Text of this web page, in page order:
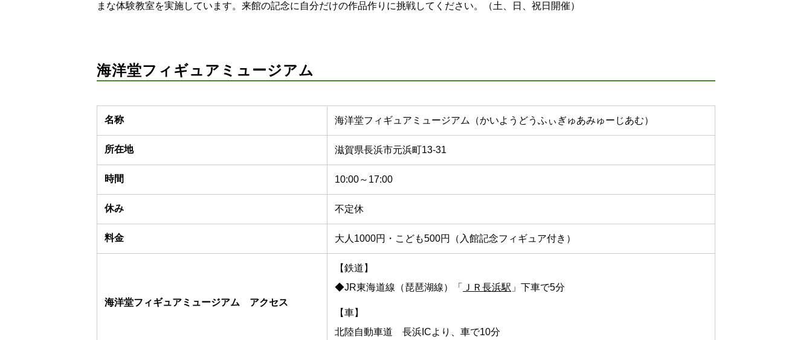
まな体験教室を実施しています。来館の記念に自分だけの作品作りに挑戦してください。（土、日、祝日開催）
海洋堂フィギュアミュージアム
名称 海洋堂フィギュアミュージアム（かいようどうふぃぎゅあみゅーじあむ）
所在地 滋賀県長浜市元浜町13-31
時間 10:00～17:00
休み 不定休
料金 大人1000円・こども500円（入館記念フィギュア付き）
海洋堂フィギュアミュージアム アクセス
【鉄道】
◆JR東海道線（琵琶湖線）「
ＪＲ長浜駅 」下車で5分
【車】
北陸自動車道 長浜ICより、車で10分